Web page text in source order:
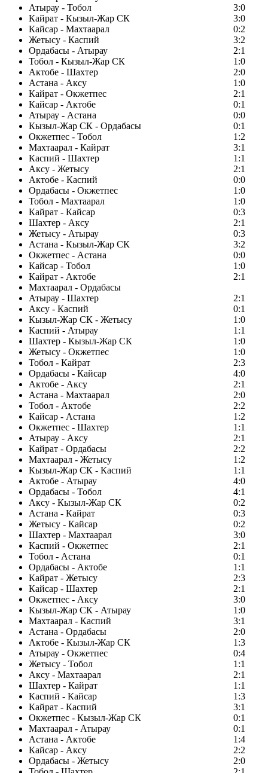
Атырау - Тобол
3:0
Кайрат - Кызыл-Жар СК
3:0
Кайсар - Махтаарал
0:2
Жетысу - Каспий
3:2
Ордабасы - Атырау
2:1
Тобол - Кызыл-Жар СК
1:0
Актобе - Шахтер
2:0
Астана - Аксу
1:0
Кайрат - Окжетпес
2:1
Кайсар - Актобе
0:1
Атырау - Астана
0:0
Кызыл-Жар СК - Ордабасы
0:1
Окжетпес - Тобол
1:2
Махтаарал - Кайрат
3:1
Каспий - Шахтер
1:1
Аксу - Жетысу
2:1
Актобе - Каспий
0:0
Ордабасы - Окжетпес
1:0
Тобол - Махтаарал
1:0
Кайрат - Кайсар
0:3
Шахтер - Аксу
2:1
Жетысу - Атырау
0:3
Астана - Кызыл-Жар СК
3:2
Окжетпес - Астана
0:0
Кайсар - Тобол
1:0
Кайрат - Актобе
2:1
Махтаарал - Ордабасы
Атырау - Шахтер
2:1
Аксу - Каспий
0:1
Кызыл-Жар СК - Жетысу
1:0
Каспий - Атырау
1:1
Шахтер - Кызыл-Жар СК
1:0
Жетысу - Окжетпес
1:0
Тобол - Кайрат
2:3
Ордабасы - Кайсар
4:0
Актобе - Аксу
2:1
Астана - Махтаарал
2:0
Тобол - Актобе
2:2
Кайсар - Астана
1:2
Окжетпес - Шахтер
1:1
Атырау - Аксу
2:1
Кайрат - Ордабасы
2:2
Махтаарал - Жетысу
1:2
Кызыл-Жар СК - Каспий
1:1
Актобе - Атырау
4:0
Ордабасы - Тобол
4:1
Аксу - Кызыл-Жар СК
0:2
Астана - Кайрат
0:3
Жетысу - Кайсар
0:2
Шахтер - Махтаарал
3:0
Каспий - Окжетпес
2:1
Тобол - Астана
0:1
Ордабасы - Актобе
1:1
Кайрат - Жетысу
2:3
Кайсар - Шахтер
2:1
Окжетпес - Аксу
3:0
Кызыл-Жар СК - Атырау
1:0
Махтаарал - Каспий
3:1
Астана - Ордабасы
2:0
Актобе - Кызыл-Жар СК
1:3
Атырау - Окжетпес
0:4
Жетысу - Тобол
1:1
Аксу - Махтаарал
2:1
Шахтер - Кайрат
1:1
Каспий - Кайсар
1:3
Кайрат - Каспий
3:1
Окжетпес - Кызыл-Жар СК
0:1
Махтаарал - Атырау
0:1
Астана - Актобе
1:4
Кайсар - Аксу
2:2
Ордабасы - Жетысу
2:0